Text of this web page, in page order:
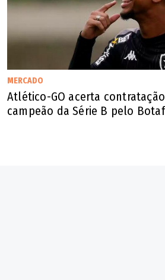
MERCADO
Atlético-GO acerta
campeão da Série B pelo